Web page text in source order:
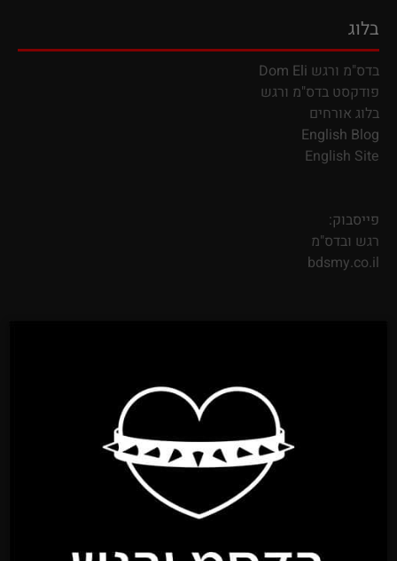
בלוג
בדס"מ ורגש Dom Eli
פודקסט בדס"מ ורגש
בלוג אורחים
English Blog
English Site
פייסבוק:
רגש ובדס"מ
bdsmy.co.il
שפוי בטוח ובהסכמה
מדריך בדס"מי למתחיל/ה
מבחן הבדס"מ מי אתה בעולם הבדס"מ
קישורים לוידיאו הדרכות
והדרכה בדס"מים
קשירות ושיבארי